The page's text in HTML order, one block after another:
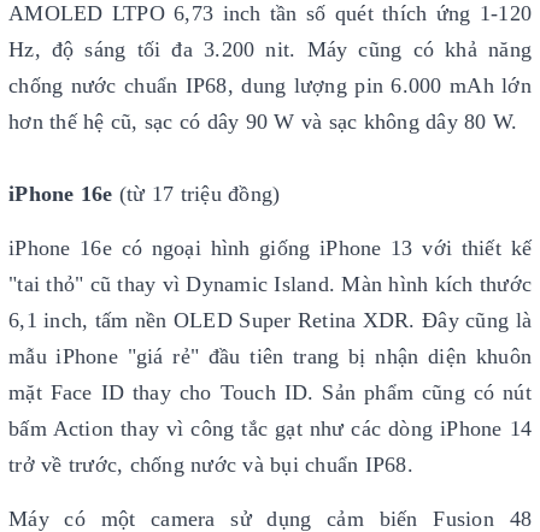
AMOLED LTPO 6,73 inch tần số quét thích ứng 1-120
Hz, độ sáng tối đa 3.200 nit. Máy cũng có khả năng
chống nước chuẩn IP68, dung lượng pin 6.000 mAh lớn
hơn thế hệ cũ, sạc có dây 90 W và sạc không dây 80 W.
iPhone 16e (từ 17 triệu đồng)
iPhone 16e có ngoại hình giống iPhone 13 với thiết kế
"tai thỏ" cũ thay vì Dynamic Island. Màn hình kích thước
6,1 inch, tấm nền OLED Super Retina XDR. Đây cũng là
mẫu iPhone "giá rẻ" đầu tiên trang bị nhận diện khuôn
mặt Face ID thay cho Touch ID. Sản phẩm cũng có nút
bấm Action thay vì công tắc gạt như các dòng iPhone 14
trở về trước, chống nước và bụi chuẩn IP68.
Máy có một camera sử dụng cảm biến Fusion 48